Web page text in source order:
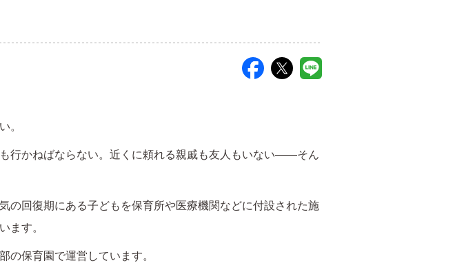
。
行かねばならない。近くに頼れる親戚も友人もいない――そん
の回復期にある子どもを保育所や医療機関などに付設された施
ます。
の保育園で運営しています。